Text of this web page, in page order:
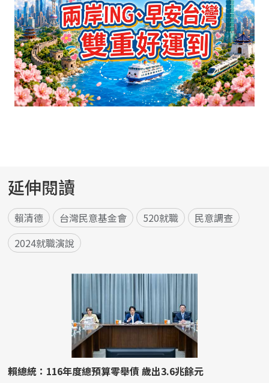
延伸閱讀
賴清德 台灣民意基金會 520就職
民意調查
2024就職演說
賴總統：116年度總預算零舉債 歲出3.6兆餘元